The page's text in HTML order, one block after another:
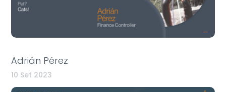
Adrián Pérez
10 Set 2023